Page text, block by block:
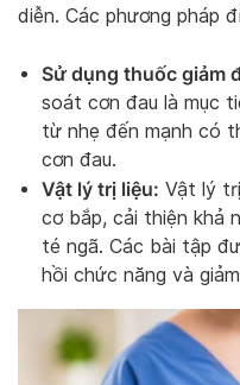
diễn. Các phương pháp
Sử dụng thuốc giảm
soát cơn đau là mục
từ nhẹ đến mạnh có
cơn đau.
Vật lý trị liệu: Vật lý
cơ bắp, cải thiện khả
té ngã. Các bài tập
hồi chức năng và